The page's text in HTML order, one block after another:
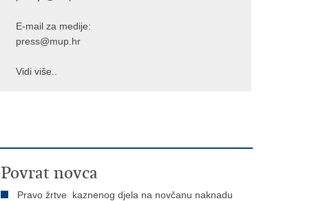
E-mail za medije:
press@mup.hr
Vidi više..
Povrat novca
Pravo žrtve kaznenog djela na novčanu naknadu